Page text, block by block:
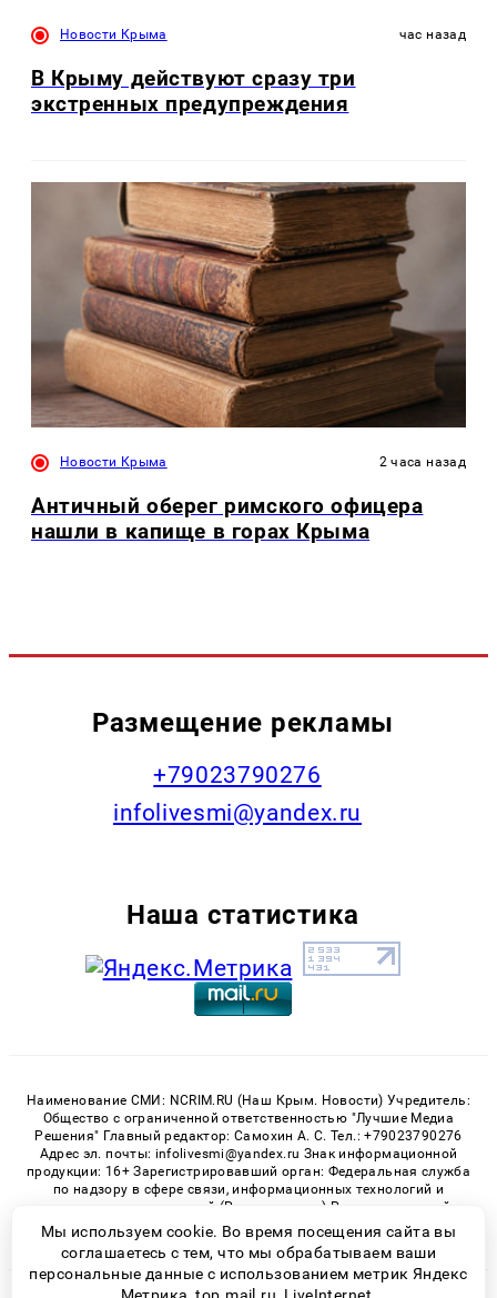
Новости Крыма час назад
В Крыму действуют сразу три
экстренных предупреждения
Новости Крыма 2 часа назад
Античный оберег римского офицера
нашли в капище в горах Крыма
Размещение рекламы
+79023790276
infolivesmi@yandex.ru
Наша статистика
Наименование СМИ: NCRIM.RU (Наш Крым. Новости) Учредитель:
Общество с ограниченной ответственностью "Лучшие Медиа
Решения" Главный редактор: Самохин А. С. Тел.: +79023790276
Адрес эл. почты: infolivesmi@yandex.ru Знак информационной
продукции: 16+ Зарегистрировавший орган: Федеральная служба
по надзору в сфере связи, информационных технологий и
массовых коммуникаций (Роскомнадзор) Регистрационный
номер СМИ ЭЛ № ФС 77 - 81150 от 02.06.2021
Мы используем cookie. Во время посещения сайта вы
соглашаетесь с тем, что мы обрабатываем ваши
персональные данные с использованием метрик Яндекс